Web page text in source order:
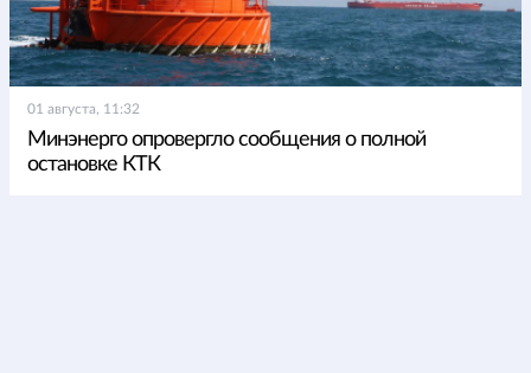
01 августа, 11:32
Минэнерго опровергло сообщения о полной
остановке КТК